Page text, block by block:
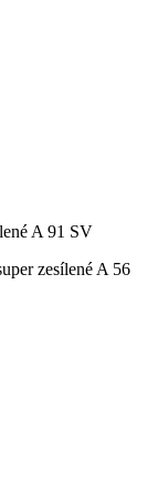
A 91 SV